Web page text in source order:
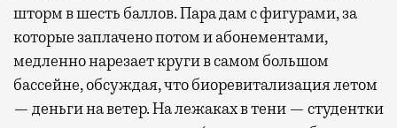
шторм в шесть баллов. Пара дам с фигурами, за
которые заплачено потом и абонементами,
медленно нарезает круги в самом большом
бассейне, обсуждая, что биоревитализация летом
— деньги на ветер. На лежаках в тени — студентки